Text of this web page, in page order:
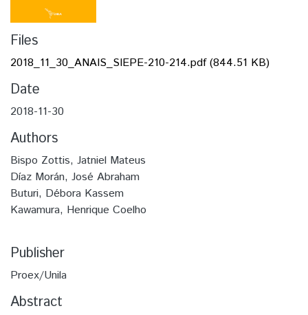
Files
2018_11_30_ANAIS_SIEPE-210-214.pdf(844.51 KB)
Date
2018-11-30
Authors
Bispo Zottis, Jatniel Mateus
Díaz Morán, José Abraham
Buturi, Débora Kassem
Kawamura, Henrique Coelho
Publisher
Proex/Unila
Abstract